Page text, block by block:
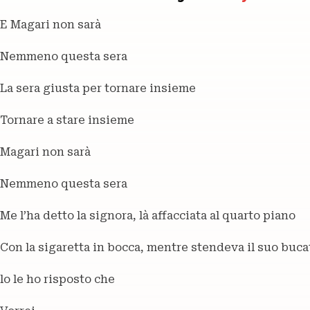
E Magari non sarà
Nemmeno questa sera
La sera giusta per tornare insieme
Tornare a stare insieme
Magari non sarà
Nemmeno questa sera
Me l’ha detto la signora, là affacciata al quarto piano
Con la sigaretta in bocca, mentre stendeva il suo
lo le ho risposto che